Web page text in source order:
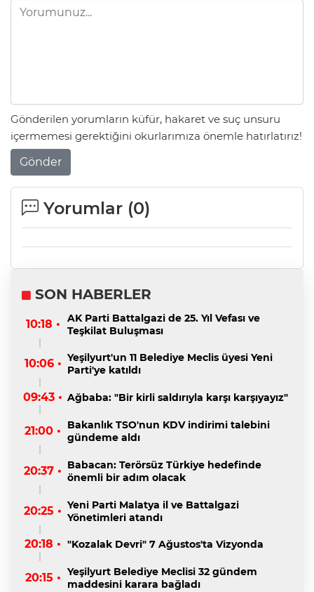
Gönderilen yorumların küfür, hakaret ve suç unsuru
içermemesi gerektiğini okurlarımıza önemle hatırlatırız!
Gönder
Yorumlar (0)
SON HABERLER
10:18 •
AK Parti Battalgazi de 25. Yıl Vefası ve
Teşkilat Buluşması
10:06 • Yeşilyurt'un 11 Belediye Meclis üyesi Yeni
Parti'ye katıldı
09:43 • Ağbaba: "Bir kirli saldırıyla karşı karşıyayız"
21:00 •
Bakanlık TSO'nun KDV indirimi talebini
gündeme aldı
20:37 • Babacan: Terörsüz Türkiye hedefinde
önemli bir adım olacak
20:25 • Yeni Parti Malatya il ve Battalgazi
Yönetimleri atandı
20:18 • "Kozalak Devri" 7 Ağustos'ta Vizyonda
20:15 • Yeşilyurt Belediye Meclisi 32 gündem
maddesini karara bağladı